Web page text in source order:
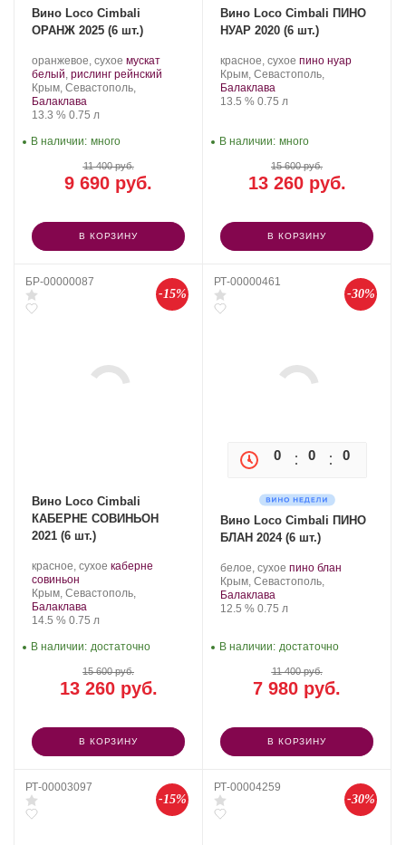
Вино Loco Cimbali
ОРАНЖ 2025 (6 шт.)
Производитель:
Loco
Cimbali
Winery.
оранжевое, сухое .
Сорт
винограда:
мускат
белый, рислинг рейнский
Регион:
Крым, Севастополь,
Балаклава
Крепость
13.3 %. Объем
0.75 л
9 690 руб.
11 400 руб.
В наличии: много
В КОРЗИНУ
Вино Loco Cimbali ПИНО
НУАР 2020 (6 шт.)
Производитель:
Loco
Cimbali
Winery.
красное, сухое .
Сорт
пино нуар.
Регион:
Крым, Севастополь,
Балаклава
Крепость
13.5 %. Объем
0.75 л
13 260 руб.
15 600 руб.
В наличии: много
В КОРЗИНУ
БР-00000087
-15%
Вино Loco Cimbali
КАБЕРНЕ СОВИНЬОН
2021 (6 шт.)
Производитель:
Loco
Cimbali
Winery.
красное, сухое .
винограда:
каберне
совиньон
Регион:
Крым, Севастополь,
Балаклава
Крепость
14.5 %. Объем
0.75 л
13 260 руб.
15 600 руб.
В наличии: достаточно
В КОРЗИНУ
РТ-00000461
-30%
0 0 0
Вино Loco Cimbali ПИНО
БЛАН 2024 (6 шт.)
Производитель:
Loco
Cimbali
Winery.
белое, сухое .
Сорт
пино блан
Регион:
Крым, Севастополь,
Балаклава
Крепость
12.5 %. Объем
0.75 л
7 980 руб.
11 400 руб.
В наличии: достаточно
В КОРЗИНУ
РТ-00003097
-15%
РТ-00004259
-30%